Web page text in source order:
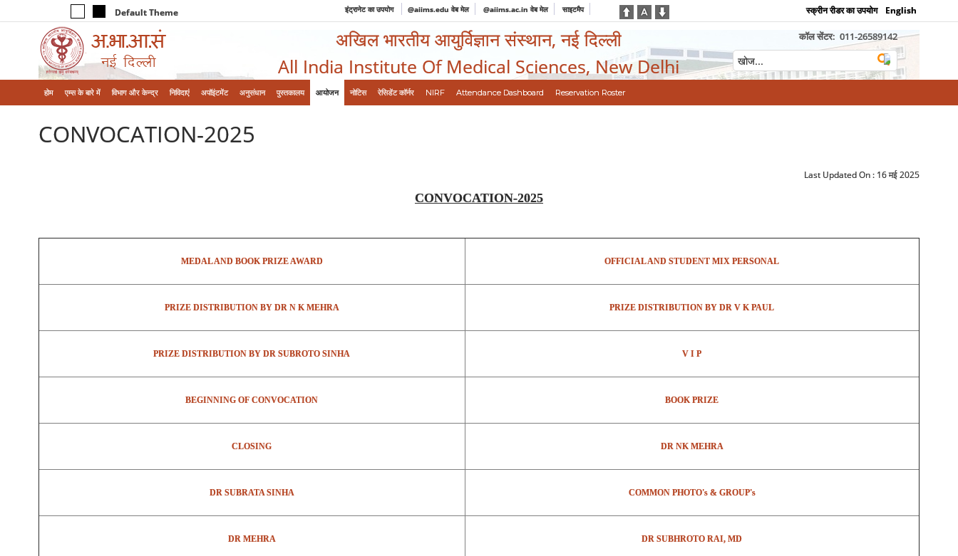
Default Theme इंट्रानेट का उपयोग @aiims.edu वेब मेल @aiims.ac.in वेब मेल साइटमैप स्क्रीन रीडर का उपयोग English
अखिल भारतीय आयुर्विज्ञान संस्थान, नई दिल्ली
All India Institute Of Medical Sciences, New Delhi
कॉल सेंटर: 011-26589142
होम एम्‍स के बारे में विभाग और केन्‍द्र निविदाएं अपॉइंटमेंट अनुसंधान पुस्तकालय आयोजन नोटिस रेसिडेंट कॉर्नर NIRF Attendance Dashboard Reservation Roster
CONVOCATION-2025
Last Updated On : 16 मई 2025
CONVOCATION-2025
MEDAL AND BOOK PRIZE AWARD OFFICIAL AND STUDENT MIX PERSONAL
PRIZE DISTRIBUTION BY DR N K MEHRA PRIZE DISTRIBUTION BY DR V K PAUL
PRIZE DISTRIBUTION BY DR SUBROTO SINHA V I P
BEGINNING OF CONVOCATION BOOK PRIZE
CLOSING DR NK MEHRA
DR SUBRATA SINHA COMMON PHOTO's & GROUP's
DR MEHRA DR SUBHROTO RAI, MD